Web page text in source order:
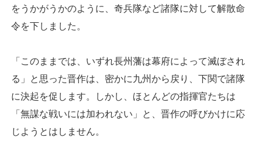
をうかがうかのように、奇兵隊など諸隊に対して解散命
令を下しました。
「このままでは、いずれ長州藩は幕府によって滅ぼされ
る」と思った晋作は、密かに九州から戻り、下関で諸隊
に決起を促します。しかし、ほとんどの指揮官たちは
「無謀な戦いには加われない」と、晋作の呼びかけに応
じようとはしません。